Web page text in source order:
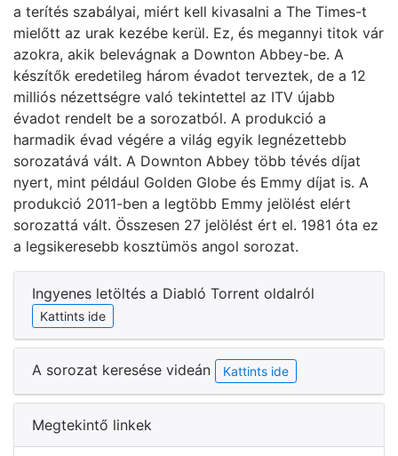
a terítés szabályai, miért kell kivasalni a The Times-t
mielőtt az urak kezébe kerül. Ez, és megannyi titok vár
azokra, akik belevágnak a Downton Abbey-be. A
készítők eredetileg három évadot terveztek, de a 12
milliós nézettségre való tekintettel az ITV újabb
évadot rendelt be a sorozatból. A produkció a
harmadik évad végére a világ egyik legnézettebb
sorozatává vált. A Downton Abbey több tévés díjat
nyert, mint például Golden Globe és Emmy díjat is. A
produkció 2011-ben a legtöbb Emmy jelölést elért
sorozattá vált. Összesen 27 jelölést ért el. 1981 óta ez
a legsikeresebb kosztümös angol sorozat.
Ingyenes letöltés a Diabló Torrent oldalról
Kattints ide
A sorozat keresése videán Kattints ide
Megtekintő linkek